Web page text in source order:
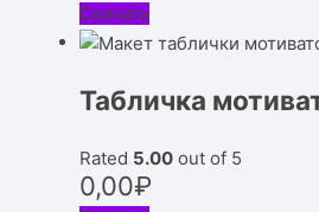
Скачать
Табличка
Rated 5.00 out of 5
0,00₽